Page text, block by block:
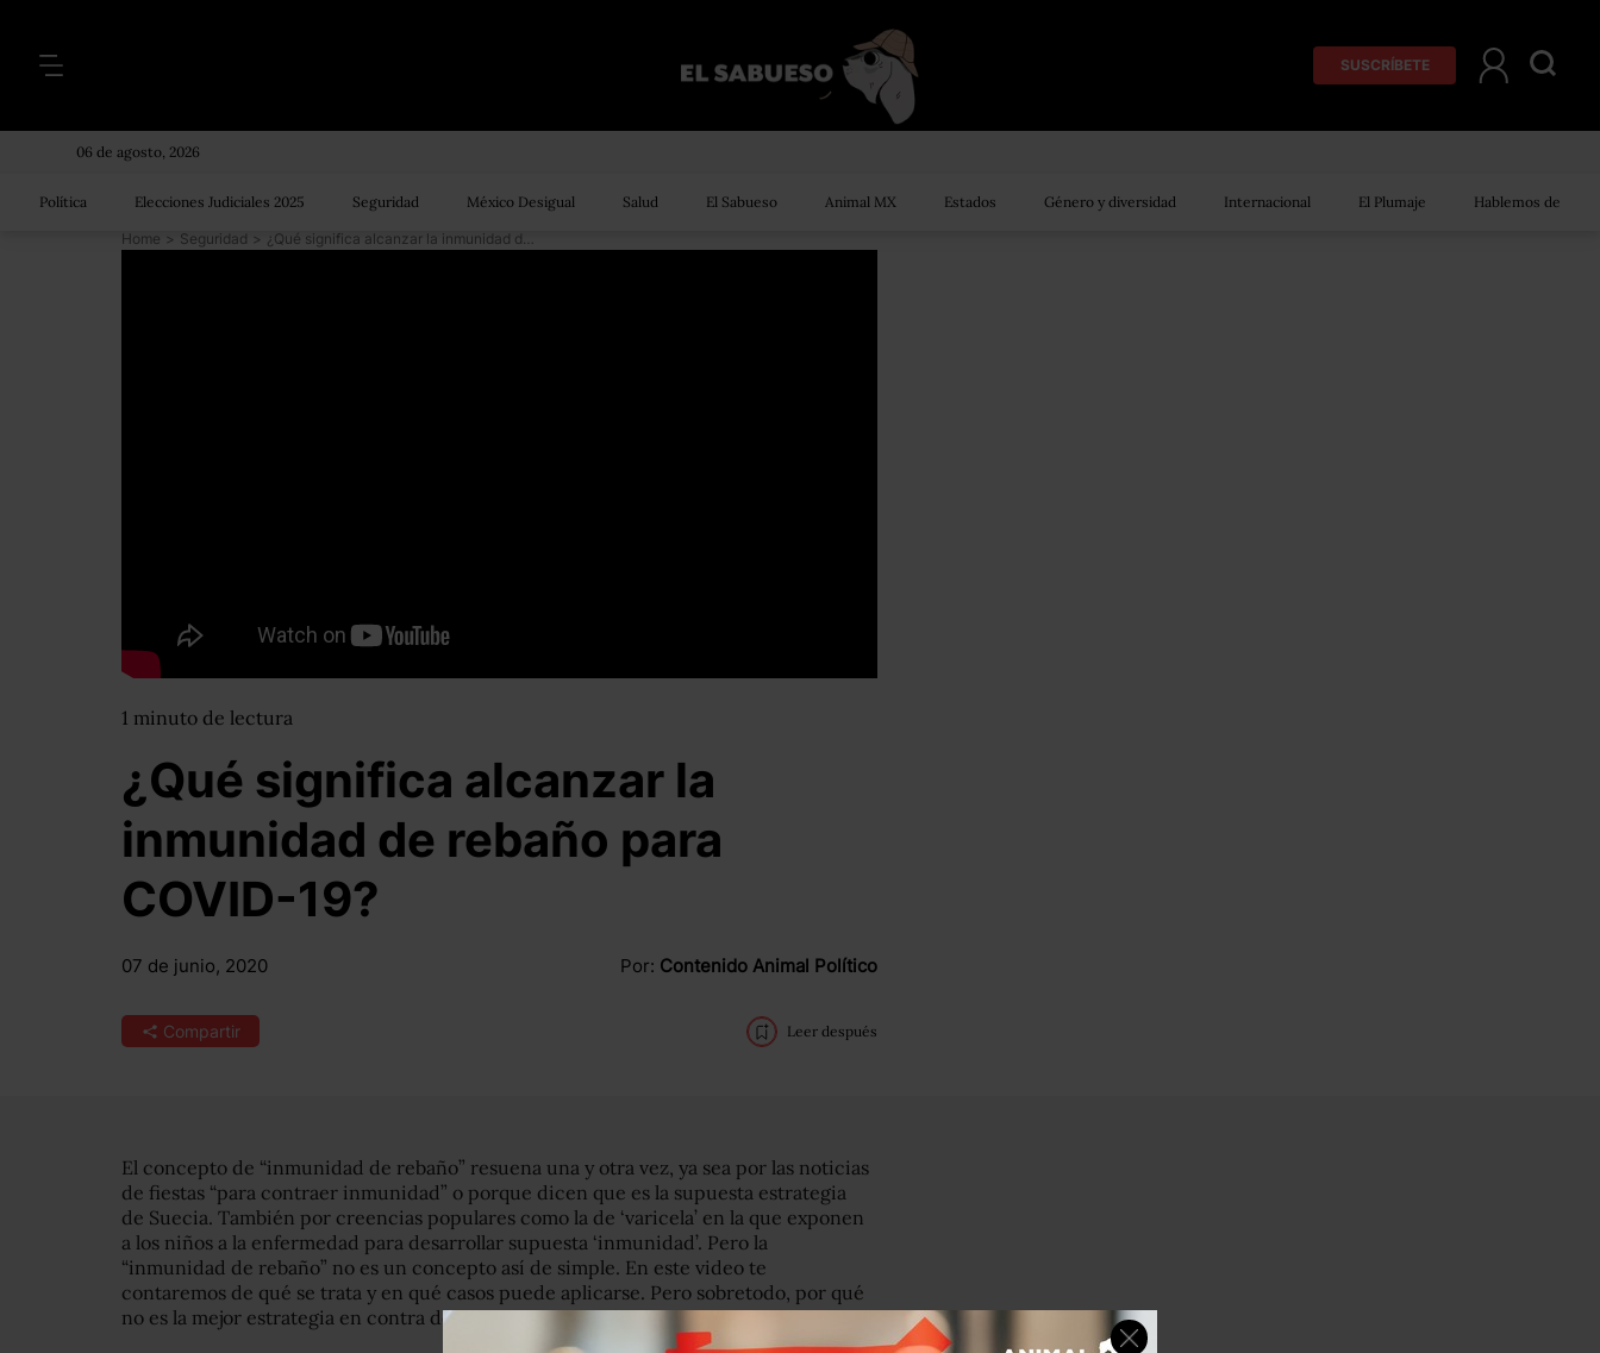
SUSCRÍBETE
06 de agosto, 2026
Política Elecciones Judiciales 2025 Seguridad México Desigual Salud El Sabueso Animal MX Estados Género y diversidad Internacional El Plumaje Hablemos de
Home > Seguridad > ¿Qué significa alcanzar la inmunidad de rebaño para COVID-19?
1 minuto de lectura
¿Qué significa alcanzar la
inmunidad de rebaño para
COVID-19?
07 de junio, 2020 Por: Contenido Animal Político
Compartir Leer después
El concepto de “inmunidad de rebaño” resuena una y otra vez, ya sea por las noticias
de fiestas “para contraer inmunidad” o porque dicen que es la supuesta estrategia
de Suecia. También por creencias populares como la de ‘varicela’ en la que exponen
a los niños a la enfermedad para desarrollar supuesta ‘inmunidad’. Pero la
“inmunidad de rebaño” no es un concepto así de simple. En este video te
contaremos de qué se trata y en qué casos puede aplicarse. Pero sobretodo, por qué
no es la mejor estrategia en contra de COVID-19 hasta el momento.